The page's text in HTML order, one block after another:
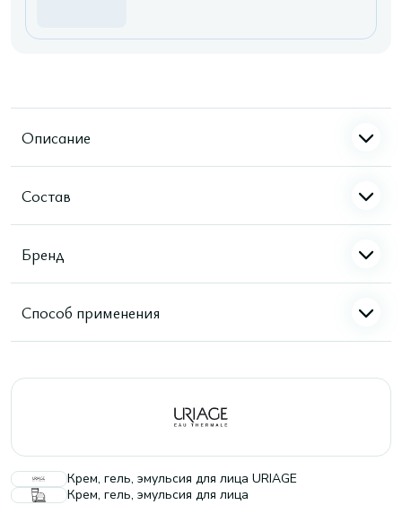
Описание
Состав
Бренд
Способ применения
Крем, гель, эмульсия для лица URIAGE
Крем, гель, эмульсия для лица